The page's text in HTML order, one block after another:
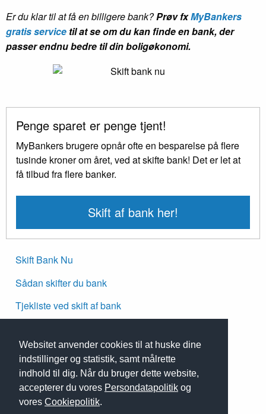
Websitet anvender cookies til at huske dine
indstillinger og statistik, samt målrette
indhold til dig. Når du bruger dette website,
accepterer du vores Persondatapolitik og
vores Cookiepolitik.
Er du klar til at få en billigere bank?Prøv fxMyBankers
gratis service til at se om du kan finde en bank, der
passer endnu bedre til din boligøkonomi.
Penge sparet er penge tjent!
MyBankers brugere opnår ofte en besparelse på flere
tusinde kroner om året, ved at skifte bank! Det er let at
få tilbud fra flere banker.
Skift af bank her!
Skift Bank Nu
Sådan skifter du bank
Tjekliste ved skift af bank
Om Skiftbank.nu
Kontakt
Persondatapolitik